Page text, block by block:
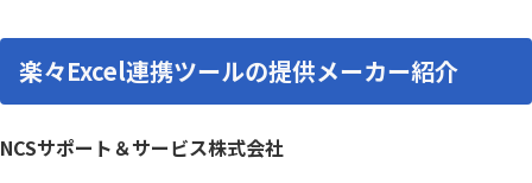
楽々Excel連携ツールの提供メーカー紹介
NCSサポート＆サービス株式会社